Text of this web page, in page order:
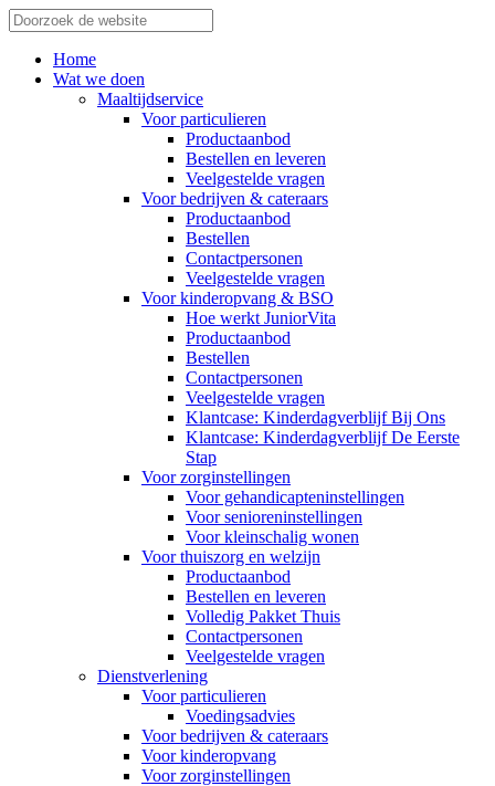
Home
Wat we doen
Maaltijdservice
Voor particulieren
Productaanbod
Bestellen en leveren
Veelgestelde vragen
Voor bedrijven & cateraars
Productaanbod
Bestellen
Contactpersonen
Veelgestelde vragen
Voor kinderopvang & BSO
Hoe werkt JuniorVita
Productaanbod
Bestellen
Contactpersonen
Veelgestelde vragen
Klantcase: Kinderdagverblijf Bij Ons
Klantcase: Kinderdagverblijf De Eerste
Stap
Voor zorginstellingen
Voor gehandicapteninstellingen
Voor senioreninstellingen
Voor kleinschalig wonen
Voor thuiszorg en welzijn
Productaanbod
Bestellen en leveren
Volledig Pakket Thuis
Contactpersonen
Veelgestelde vragen
Dienstverlening
Voor particulieren
Voedingsadvies
Voor bedrijven & cateraars
Voor kinderopvang
Voor zorginstellingen